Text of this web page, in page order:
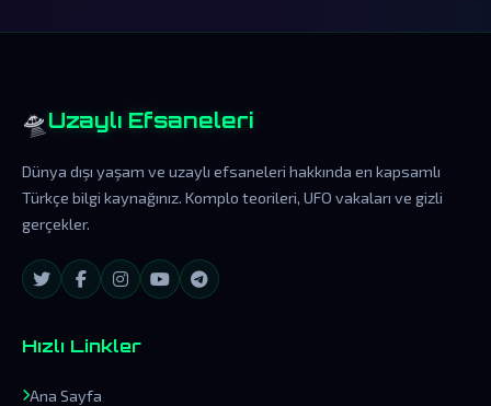
🛸 Uzaylı Efsaneleri
Dünya dışı yaşam ve uzaylı efsaneleri hakkında en kapsamlı
Türkçe bilgi kaynağınız. Komplo teorileri, UFO vakaları ve gizli
gerçekler.
Hızlı Linkler
Ana Sayfa